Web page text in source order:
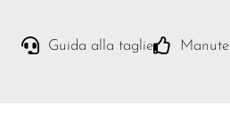
Guida alla taglie